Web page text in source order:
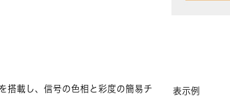
表示例
搭載し、信号の色相と彩度の簡易チ